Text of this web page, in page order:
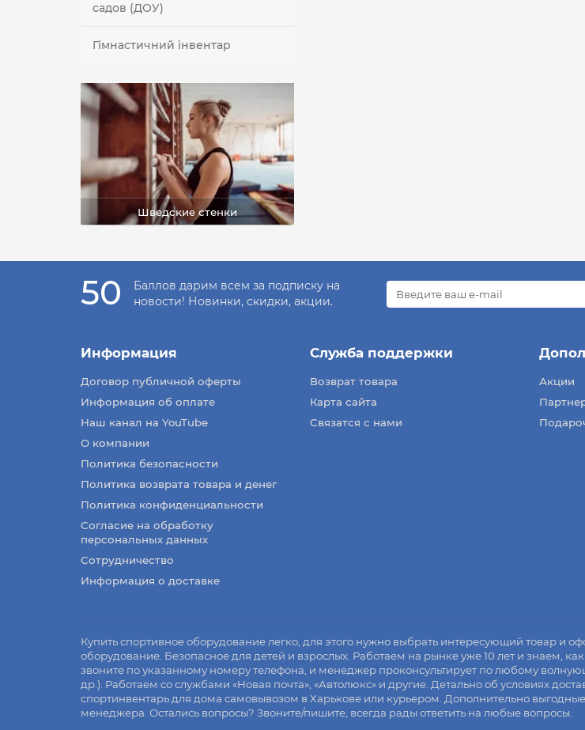
садов (ДОУ)
Гімнастичний інвентар
Шведские стенки
50
Баллов дарим всем за подписку на
новости! Новинки, скидки, акции.
Информация
Договор публичной оферты
Информация об оплате
Наш канал на YouTube
О компании
Политика безопасности
Политика возврата товара и денег
Политика конфиденциальности
Согласие на обработку
персональных данных
Сотрудничество
Информация о доставке
Служба поддержки
Возврат товара
Карта сайта
Связатся с нами
Акции
Купить спортивное оборудование легко, для этого нужно выбрать интересующий товар и
оборудование. Безопасное для детей и взрослых. Работаем на рынке уже 10 лет и знаем,
звоните по указанному номеру телефона, и менеджер проконсультирует по любому
др.). Работаем со службами «Новая почта», «Автолюкс» и другие. Детально об условиях
спортинвентарь для дома самовывозом в Харькове или курьером. Дополнительно выгодные
менеджера. Остались вопросы? Звоните/пишите, всегда рады ответить на любые вопросы.